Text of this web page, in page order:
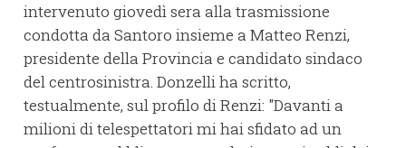
intervenuto giovedì sera alla trasmissione
condotta da Santoro insieme a Matteo Renzi,
presidente della Provincia e candidato sindaco
del centrosinistra. Donzelli ha scritto,
testualmente, sul profilo di Renzi: "Davanti a
milioni di telespettatori mi hai sfidato ad un